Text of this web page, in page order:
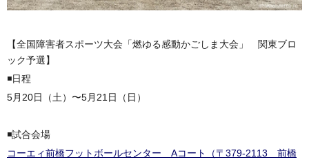
【全国障害者スポーツ大会「燃ゆる感動かごしま大会」 関東ブロ
ック予選】
◾️日程
5月20日（土）〜5月21日（日）
◾️試合会場
コーエィ前橋フットボールセンター Aコート（〒379-2113 前橋